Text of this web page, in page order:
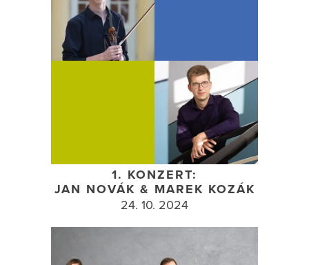
1. KONZERT:
JAN NOVÁK & MAREK KOZÁK
24. 10. 2024